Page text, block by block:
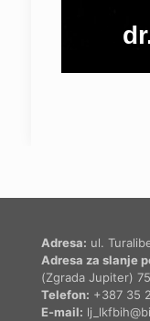
Adresa: ul.
Adresa za slanje
(Zgrada Jupiter)
Telefon: +387 35
E-mail: